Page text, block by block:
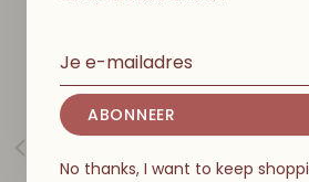
ABONNEER
No thanks, I want to keep